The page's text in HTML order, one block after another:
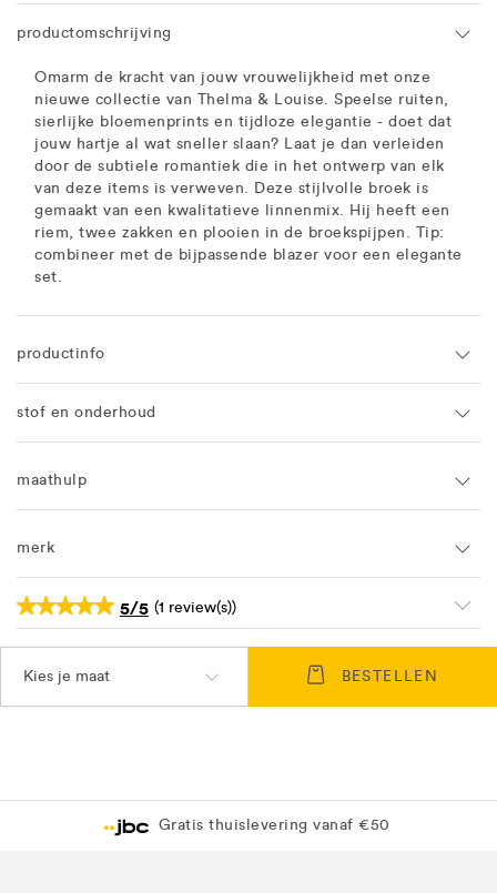
productomschrijving
Omarm de kracht van jouw vrouwelijkheid met onze
nieuwe collectie van Thelma & Louise. Speelse ruiten,
sierlijke bloemenprints en tijdloze elegantie - doet dat
jouw hartje al wat sneller slaan? Laat je dan verleiden
door de subtiele romantiek die in het ontwerp van elk
van deze items is verweven. Deze stijlvolle broek is
gemaakt van een kwalitatieve linnenmix. Hij heeft een
riem, twee zakken en plooien in de broekspijpen. Tip:
combineer met de bijpassende blazer voor een elegante
set.
productinfo
stof en onderhoud
maathulp
merk
5/5 (1 review(s))
Kies je maat BESTELLEN
Gratis thuislevering vanaf €50